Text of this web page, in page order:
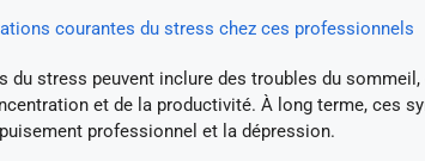
courantes du stress chez ces professionnels
du stress peuvent inclure des troubles du
et de la productivité. À long terme, ces
professionnel et la dépression.